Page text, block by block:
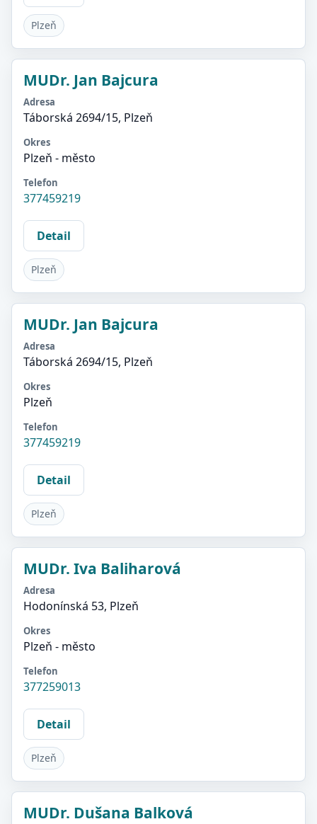
Plzeň
MUDr. Jan Bajcura
Adresa
Táborská 2694/15, Plzeň
Okres
Plzeň - město
Telefon
377459219
Detail
Plzeň
MUDr. Jan Bajcura
Adresa
Táborská 2694/15, Plzeň
Okres
Plzeň
Telefon
377459219
Detail
Plzeň
MUDr. Iva Baliharová
Adresa
Hodonínská 53, Plzeň
Okres
Plzeň - město
Telefon
377259013
Detail
Plzeň
MUDr. Dušana Balková